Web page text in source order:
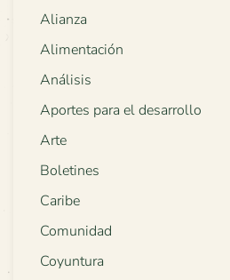
Alianza
Alimentación
Análisis
Aportes para el desarrollo
Arte
Boletines
Caribe
Comunidad
Coyuntura